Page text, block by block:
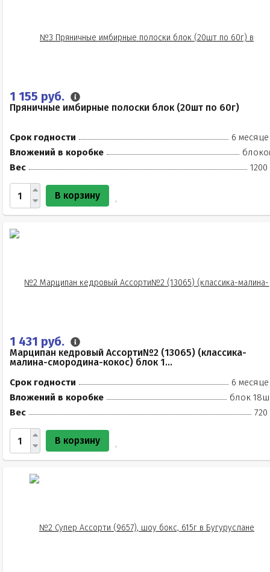
1 155 руб.
Пряничные имбирные полоски блок (20шт по 60г)
Срок годности
6
Вложений в коробке
Вес
1200
В корзину
1 431 руб.
Марципан кедровый Ассорти№2 (13065) (классика-
малина-смородина-кокос) блок 1...
Срок годности
6
Вложений в коробке
блок
Вес
720
В корзину